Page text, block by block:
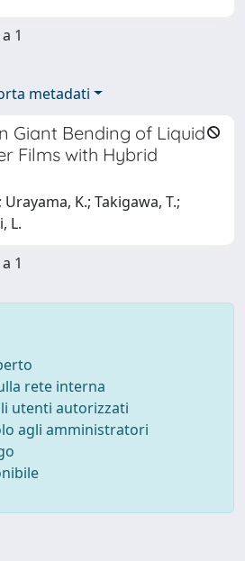
1
metadati
Giant Bending of Liquid
Films with Hybrid
Urayama, K.; Takigawa, T.;
L.
1
rete interna
utenti autorizzati
agli amministratori